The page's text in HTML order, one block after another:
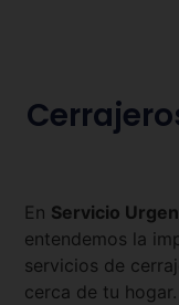
En Servicio
entendemos la
servicios de
cerca de tu hogar.